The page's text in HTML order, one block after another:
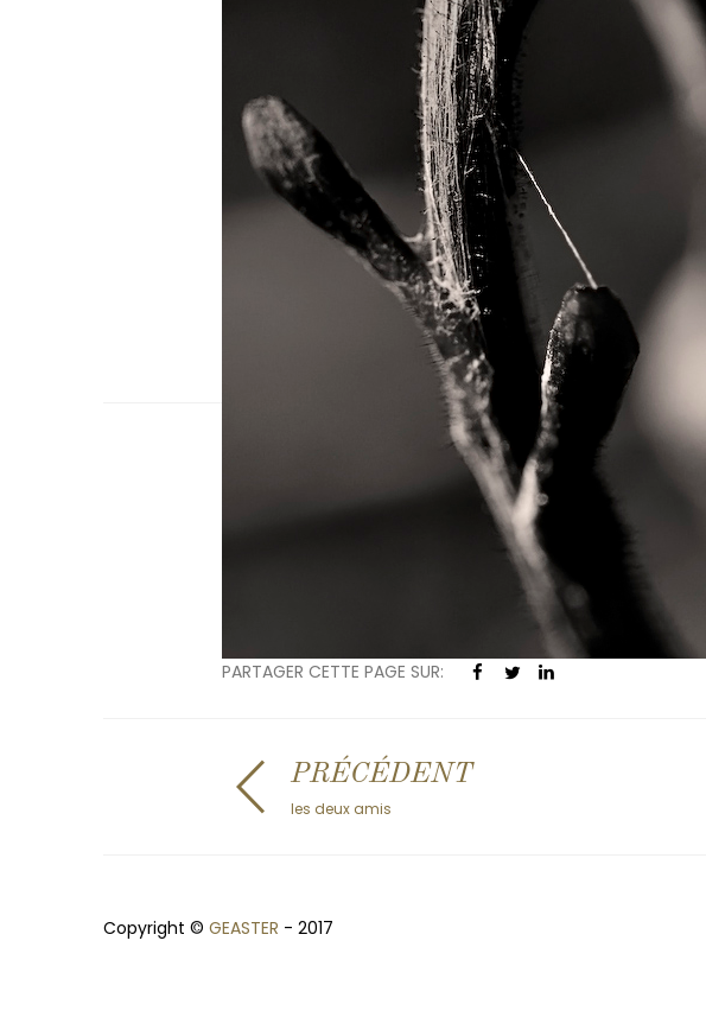
PARTAGER CETTE PAGE SUR:
PRÉCÉDENT
les deux amis
Copyright © GEASTER - 2017